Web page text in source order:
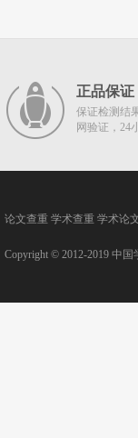
正品保证
保证检测结
网验证，24
论文查重 学术查重 学术论
Copyright © 2012-2019 中国